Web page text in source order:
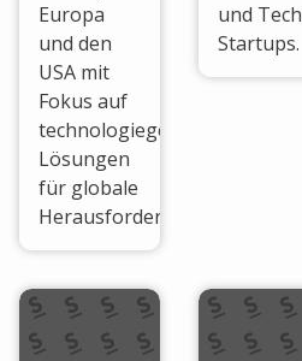
Europa
und den
USA mit
Fokus auf
technologiegetriebene
Lösungen
für globale
Herausforderungen.
und Tech
Startups.